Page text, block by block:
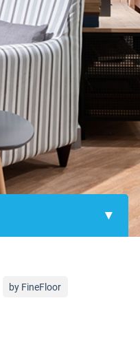
by FineFloor
×